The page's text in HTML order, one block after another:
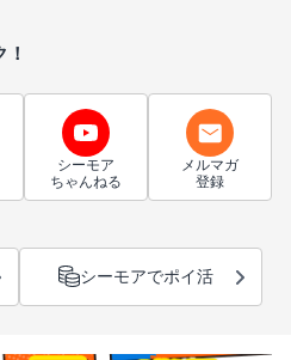
シーモア
ちゃんねる
メルマガ
登録
シーモアでポイ活